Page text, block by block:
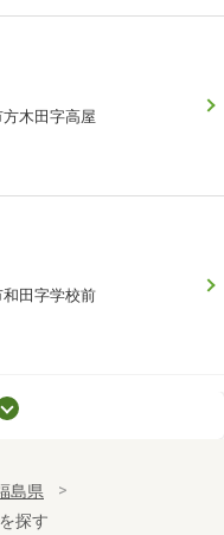
木田字高屋
田字学校前
島県
探す